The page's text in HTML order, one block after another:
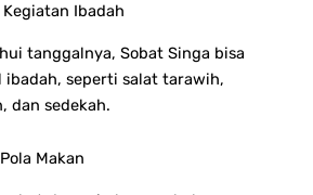
Ibadah
tanggalnya, Sobat Singa bisa
ibadah, seperti salat tarawih,
dan sedekah.
Makan